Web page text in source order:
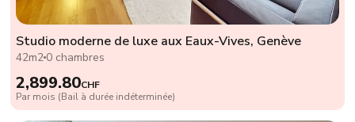
Studio moderne de luxe aux Eaux-Vives, Genève
42m2 0 chambres
2,899.80CHF
Par mois (Bail à durée indéterminée)